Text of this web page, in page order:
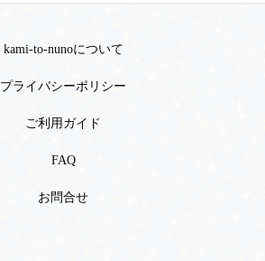
kami-to-nunoについて
プライバシーポリシー
ご利用ガイド
FAQ
お問合せ